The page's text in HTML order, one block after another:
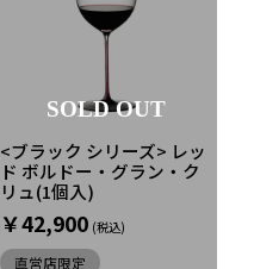
<ブラック シリーズ> レッ
ド ボルドー・グラン・ク
リュ(1個入)
￥42,900
直営店限定
SOLD OUT